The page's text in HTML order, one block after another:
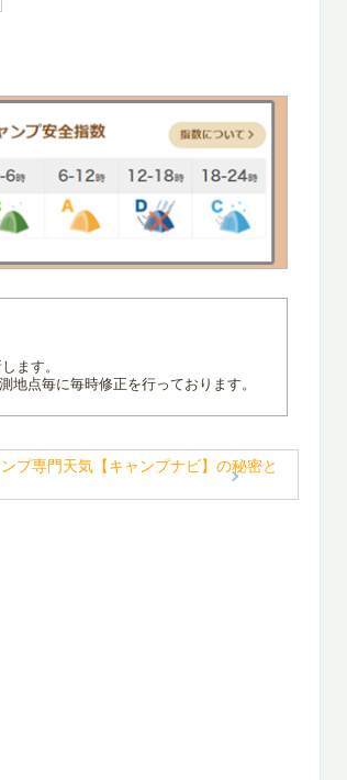
ます。
点毎に毎時修正を行っております。
プ専門天気【キャンプナビ】の秘密と